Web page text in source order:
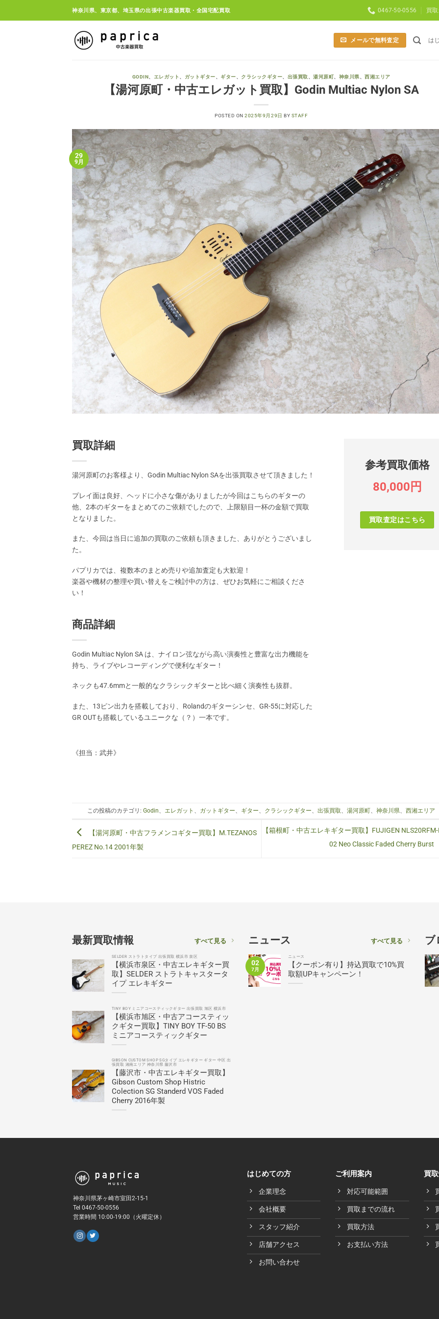
神奈川県、東京都、埼玉県の出張中古楽器買取・全国宅配買取 0467-50-0556 買
メールで無料査定 は
GODIN エレガット ガットギター ギター クラシックギター 出張買取 、湯河原町 神奈川県 、西湘エリア
【湯河原町・中古エレガット買取】Godin Multiac Nylon SA
POSTED ON2025年9月29日 BY STAFF
29
9月
買取詳細
湯河原町のお客様より、Godin Multiac Nylon SAを出張買取させて頂きました！
プレイ面は良好、ヘッドに小さな傷がありましたが今回はこちらのギターの
他、2本のギターをまとめてのご依頼でしたので、上限額目一杯の金額で買取
となりました。
また、今回は当日に追加の買取のご依頼も頂きました、ありがとうございまし
た。
パプリカでは、複数本のまとめ売りや追加査定も大歓迎！
楽器や機材の整理や買い替えをご検討中の方は、ぜひお気軽にご相談くださ
い！
商品詳細
Godin Multiac Nylon SA は、ナイロン弦ながら高い演奏性と豊富な出力機能を
持ち、ライブやレコーディングで便利なギター！
ネックも47.6mmと一般的なクラシックギターと比べ細く演奏性も抜群。
また、13ピン出力を搭載しており、Rolandのギターシンセ、GR-55に対応した
GR OUTも搭載しているユニークな（？）一本です。
《担当：武井》
参考買取価格
80,000円
買取査定はこちら
この投稿のカテゴリ:Godin エレガット ガットギター ギター クラシックギター 、出張買取 、湯河原町 、神奈川県 、西湘エリア
【湯河原町・中古フラメンコギター買取】M.TEZANOS
PEREZ No.14 2001年製
【箱根町・中古エレキギター買取】FUJIGEN NLS20RFM-
02 Neo Classic Faded Cherry Burst
最新買取情報 すべて見る
SELDER ストラトタイプ 出張買取 横浜市 泉区
【横浜市泉区・中古エレキギター買
取】SELDER ストラトキャスタータ
イプ エレキギター
TINY BOY ミニアコースティックギター 出張買取 旭区 横浜市
【横浜市旭区・中古アコースティッ
クギター買取】TINY BOY TF-50 BS
ミニアコースティックギター
GIBSON CUSTOM SHOP SGタイプ エレキギター ギター 中区 出
張買取 湘南エリア 神奈川県 藤沢市
【藤沢市・中古エレキギター買取】
Gibson Custom Shop Histric
Colection SG Standerd VOS Faded
Cherry 2016年製
ニュース すべて見る
ニュース
【クーポン有り】持込買取で10%買
取額UPキャンペーン！
02
7月
ブ
神奈川県茅ヶ崎市室田2-15-1
Tel 0467-50-0556
営業時間 10:00-19:00（火曜定休）
はじめての方
企業理念
会社概要
スタッフ紹介
店舗アクセス
お問い合わせ
ご利用案内
対応可能範囲
買取までの流れ
買取方法
お支払い方法
買